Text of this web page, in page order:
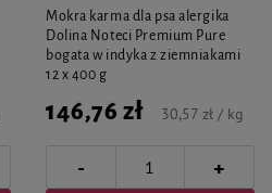
Mokra karma dla psa alergika
Dolina Noteci Premium Pure
bogata w indyka z ziemniakami
12 x 400 g
146,76 zł 30,57 zł / kg
- +